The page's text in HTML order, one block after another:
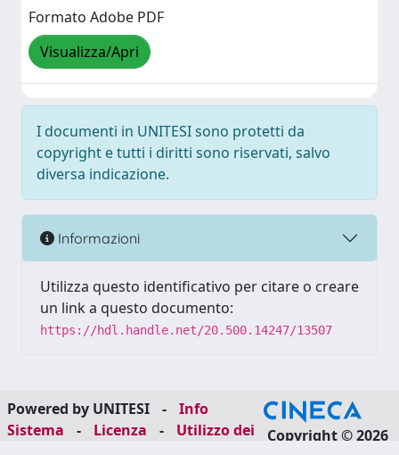
Formato Adobe PDF
Visualizza/Apri
I documenti in UNITESI sono protetti da
copyright e tutti i diritti sono riservati, salvo
diversa indicazione.
Informazioni
Utilizza questo identificativo per citare o creare
un link a questo documento:
https://hdl.handle.net/20.500.14247/13507
Powered by UNITESI -
Info
Sistema
- Licenza -
Utilizzo dei
Copyright © 2026